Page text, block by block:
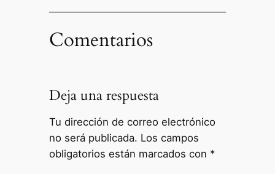
Comentarios
Deja una respuesta
Tu dirección de correo electrónico
no será publicada. Los campos
obligatorios están marcados con *